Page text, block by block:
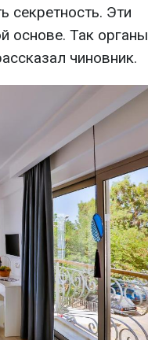
Эти
основе. Так органы
чиновник.